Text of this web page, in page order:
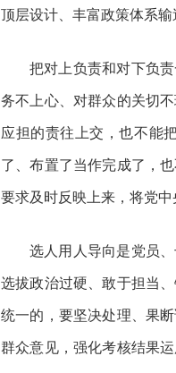
顶层设计、丰富政策体系输
把对上负责和对下负
务不上心、对群众的关切
应担的责往上交，也不能
了、布置了当作完成了，
要求及时反映上来，将党
选人用人导向是党员
选拔政治过硬、敢于担当
统一的，要坚决处理、果
群众意见，强化考核结果